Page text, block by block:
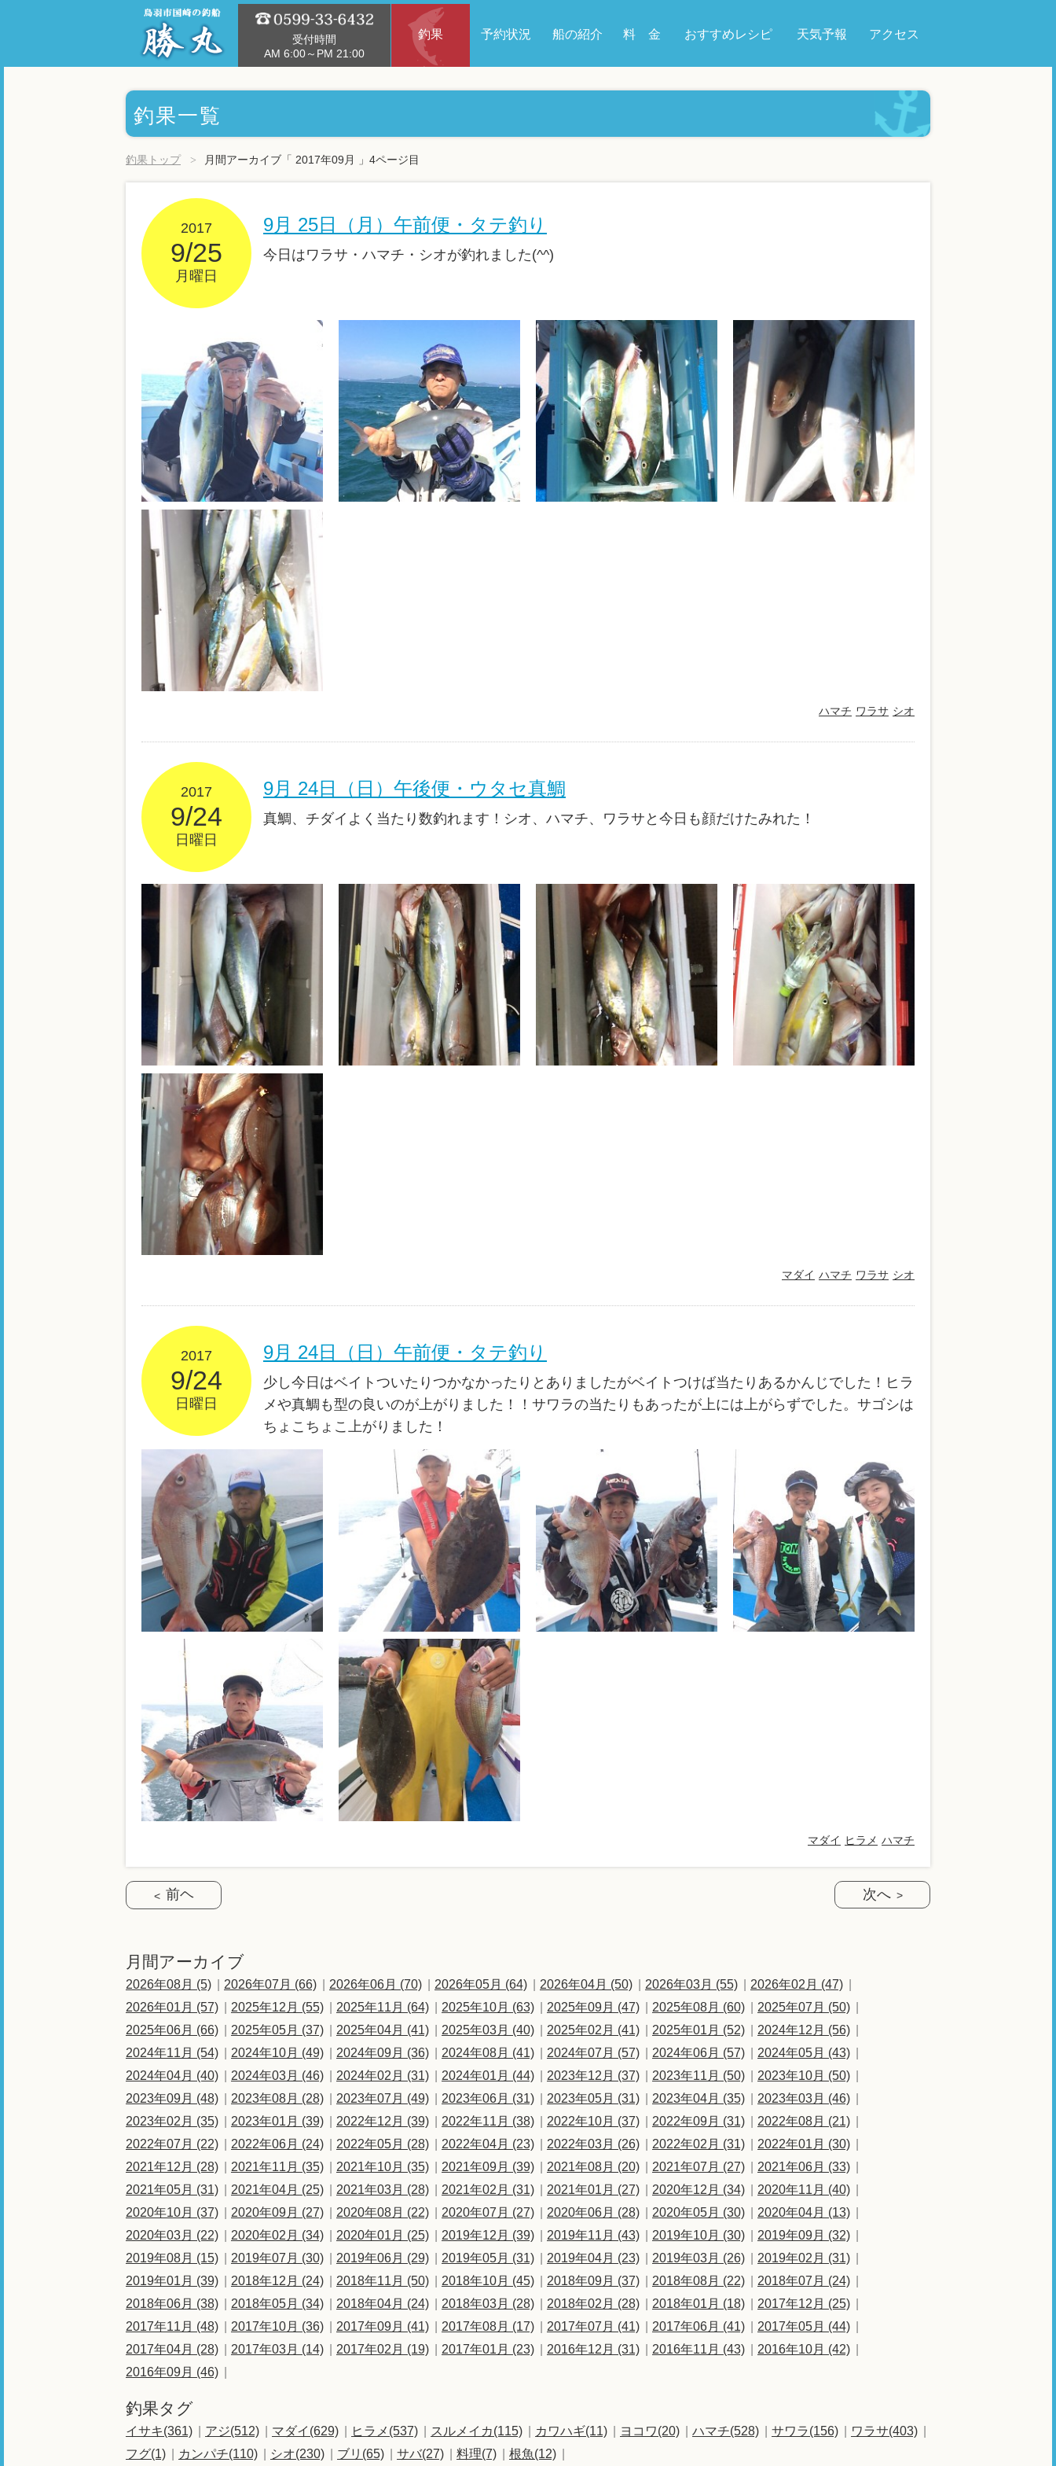
受付時間
AM 6:00～PM 21:00
釣果 予約状況 船の紹介 料 金 おすすめレシピ 天気予報 アクセス
釣果一覧
釣果トップ 月間アーカイブ「 2017年09月 」4ページ目
2017
9/25
月曜日
9月 25日（月）午前便・タテ釣り
今日はワラサ・ハマチ・シオが釣れました(^^)
ハマチ ワラサ シオ
2017
9/24
日曜日
9月 24日（日）午後便・ウタセ真鯛
真鯛、チダイよく当たり数釣れます！シオ、ハマチ、ワラサと今日も顔だけたみれた！
マダイ ハマチ ワラサ シオ
2017
9/24
日曜日
9月 24日（日）午前便・タテ釣り
少し今日はベイトついたりつかなかったりとありましたがベイトつけば当たりあるかんじでした！ヒラ
メや真鯛も型の良いのが上がりました！！サワラの当たりもあったが上には上がらずでした。サゴシは
ちょこちょこ上がりました！
マダイ ヒラメ ハマチ
前ヘ 次へ
月間アーカイブ
2026年08月 (5) 2026年07月 (66) 2026年06月 (70) 2026年05月 (64) 2026年04月 (50) 2026年03月 (55)
2026年02月 (47)
2026年01月 (57)
2025年12月 (55) 2025年11月 (64) 2025年10月 (63) 2025年09月 (47) 2025年08月 (60)
2025年07月 (50)
2025年06月 (66)
2025年05月 (37) 2025年04月 (41) 2025年03月 (40) 2025年02月 (41) 2025年01月 (52)
2024年12月 (56)
2024年11月 (54)
2024年10月 (49) 2024年09月 (36) 2024年08月 (41) 2024年07月 (57) 2024年06月 (57)
2024年05月 (43)
2024年04月 (40)
2024年03月 (46) 2024年02月 (31) 2024年01月 (44) 2023年12月 (37) 2023年11月 (50)
2023年10月 (50)
2023年09月 (48)
2023年08月 (28) 2023年07月 (49) 2023年06月 (31) 2023年05月 (31) 2023年04月 (35)
2023年03月 (46)
2023年02月 (35)
2023年01月 (39) 2022年12月 (39) 2022年11月 (38) 2022年10月 (37) 2022年09月 (31)
2022年08月 (21)
2022年07月 (22)
2022年06月 (24) 2022年05月 (28) 2022年04月 (23) 2022年03月 (26) 2022年02月 (31)
2022年01月 (30)
2021年12月 (28)
2021年11月 (35) 2021年10月 (35) 2021年09月 (39) 2021年08月 (20) 2021年07月 (27)
2021年06月 (33)
2021年05月 (31)
2021年04月 (25) 2021年03月 (28) 2021年02月 (31) 2021年01月 (27) 2020年12月 (34)
2020年11月 (40)
2020年10月 (37)
2020年09月 (27) 2020年08月 (22) 2020年07月 (27) 2020年06月 (28) 2020年05月 (30)
2020年04月 (13)
2020年03月 (22)
2020年02月 (34) 2020年01月 (25) 2019年12月 (39) 2019年11月 (43) 2019年10月 (30)
2019年09月 (32)
2019年08月 (15)
2019年07月 (30) 2019年06月 (29) 2019年05月 (31) 2019年04月 (23) 2019年03月 (26)
2019年02月 (31)
2019年01月 (39)
2018年12月 (24) 2018年11月 (50) 2018年10月 (45) 2018年09月 (37) 2018年08月 (22)
2018年07月 (24)
2018年06月 (38)
2018年05月 (34) 2018年04月 (24) 2018年03月 (28) 2018年02月 (28) 2018年01月 (18)
2017年12月 (25)
2017年11月 (48)
2017年10月 (36) 2017年09月 (41) 2017年08月 (17) 2017年07月 (41) 2017年06月 (41)
2017年05月 (44)
2017年04月 (28)
2017年03月 (14) 2017年02月 (19) 2017年01月 (23) 2016年12月 (31) 2016年11月 (43)
2016年10月 (42)
2016年09月 (46)
釣果タグ
イサキ(361) アジ(512) マダイ(629) ヒラメ(537) スルメイカ(115) カワハギ(11) ヨコワ(20) ハマチ(528) サワラ(156)
ワラサ(403)
フグ(1)
カンパチ(110) シオ(230) ブリ(65) サバ(27) 料理(7) 根魚(12)